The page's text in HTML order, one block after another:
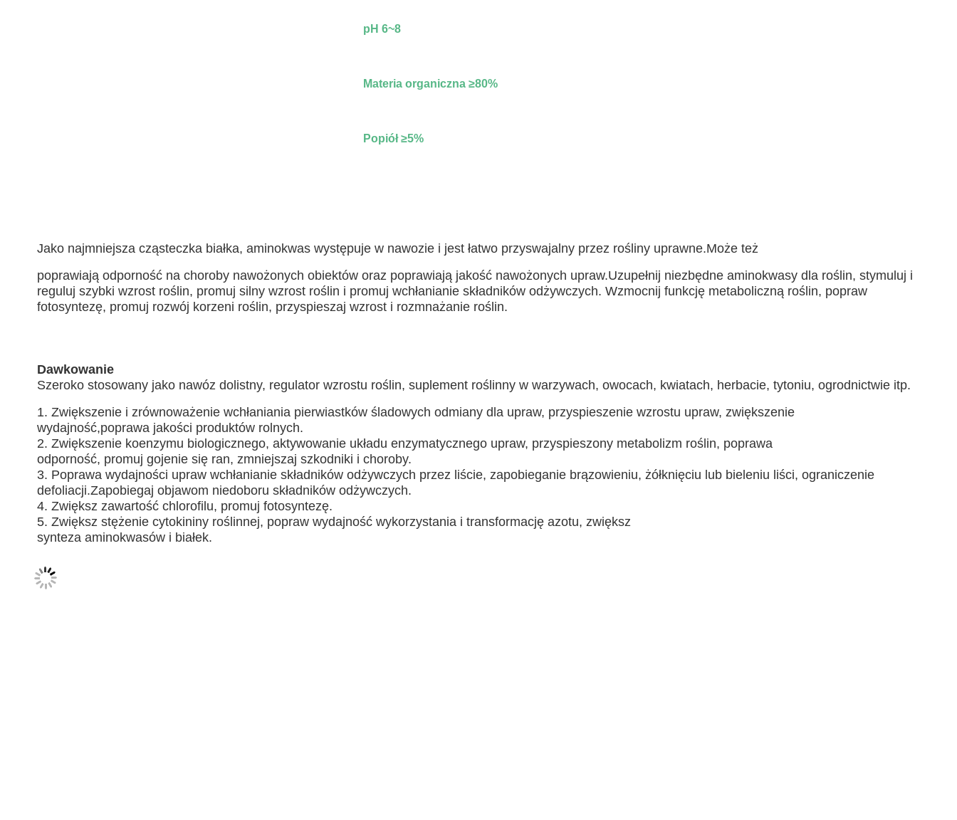
pH 6~8
Materia organiczna ≥80%
Popiół ≥5%
Jako najmniejsza cząsteczka białka, aminokwas występuje w nawozie i jest łatwo przyswajalny przez rośliny uprawne.Może też
poprawiają odporność na choroby nawożonych obiektów oraz poprawiają jakość nawożonych upraw.Uzupełnij niezbędne aminokwasy dla roślin, stymuluj i
reguluj szybki wzrost roślin, promuj silny wzrost roślin i promuj wchłanianie składników odżywczych. Wzmocnij funkcję metaboliczną roślin, popraw
fotosyntezę, promuj rozwój korzeni roślin, przyspieszaj wzrost i rozmnażanie roślin.
Dawkowanie
Szeroko stosowany jako nawóz dolistny, regulator wzrostu roślin, suplement roślinny w warzywach, owocach, kwiatach, herbacie, tytoniu, ogrodnictwie itp.
1. Zwiększenie i zrównoważenie wchłaniania pierwiastków śladowych odmiany dla upraw, przyspieszenie wzrostu upraw, zwiększenie
wydajność,poprawa jakości produktów rolnych.
2. Zwiększenie koenzymu biologicznego, aktywowanie układu enzymatycznego upraw, przyspieszony metabolizm roślin, poprawa
odporność, promuj gojenie się ran, zmniejszaj szkodniki i choroby.
3. Poprawa wydajności upraw wchłanianie składników odżywczych przez liście, zapobieganie brązowieniu, żółknięciu lub bieleniu liści, ograniczenie
defoliacji.Zapobiegaj objawom niedoboru składników odżywczych.
4. Zwiększ zawartość chlorofilu, promuj fotosyntezę.
5. Zwiększ stężenie cytokininy roślinnej, popraw wydajność wykorzystania i transformację azotu, zwiększ
synteza aminokwasów i białek.